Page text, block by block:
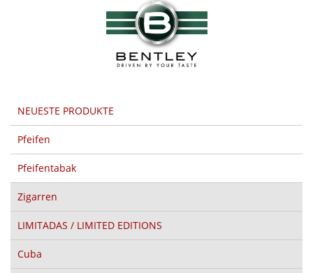
NEUESTE PRODUKTE
Pfeifen
Pfeifentabak
Zigarren
LIMITADAS / LIMITED EDITIONS
Cuba